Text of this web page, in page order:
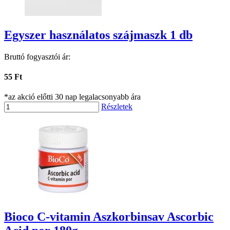
Egyszer használatos szájmaszk 1 db
Bruttó fogyasztói ár:
55 Ft
*az akció előtti 30 nap legalacsonyabb ára
Részletek
Bioco C-vitamin Aszkorbinsav Ascorbic